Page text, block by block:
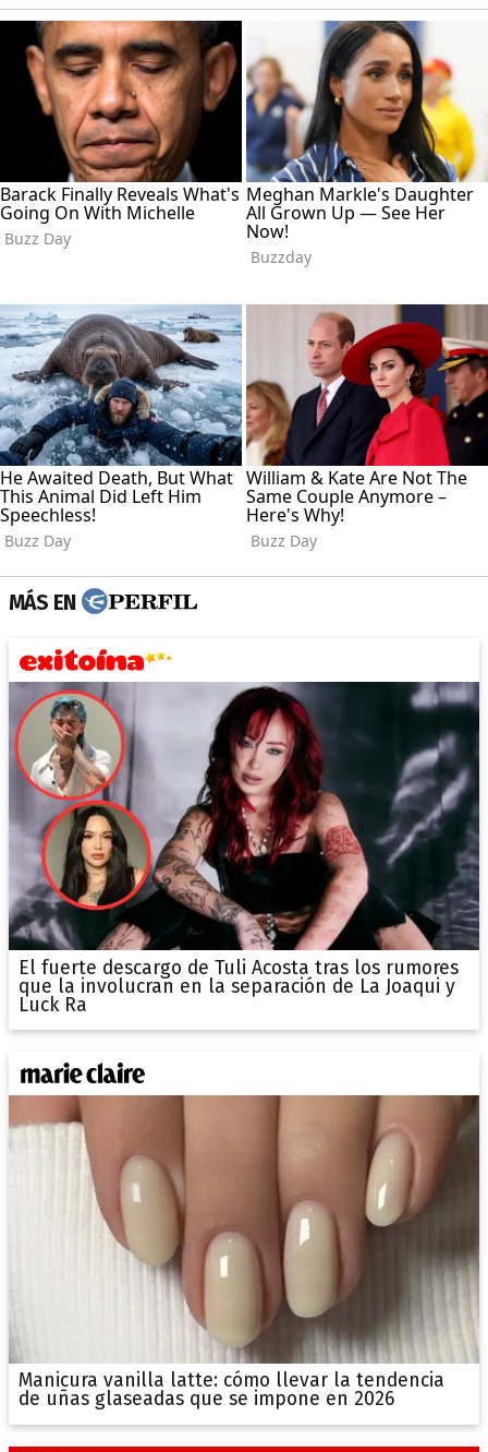
MÁS EN
El fuerte descargo de Tuli Acosta tras los rumores
que la involucran en la separación de La Joaqui y
Luck Ra
Manicura vanilla latte: cómo llevar la tendencia
de uñas glaseadas que se impone en 2026